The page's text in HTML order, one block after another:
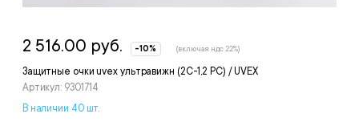
Защитные очки uvex ультравижн (2С-1,2 PC) / UVEX
Артикул: 9301714
2 516.00 руб. -10% (включая ндс 22%)
В наличии 40 шт.